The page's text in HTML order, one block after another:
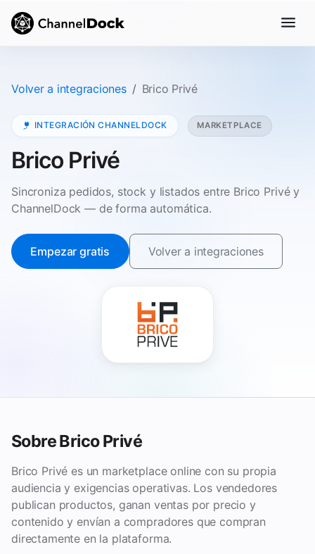
Volver a integraciones Brico Privé
INTEGRACIÓN CHANNELDOCK MARKETPLACE
Brico Privé
Sincroniza pedidos, stock y listados entre Brico Privé y
ChannelDock — de forma automática.
Empezar gratis Volver a integraciones
Sobre Brico Privé
Brico Privé es un marketplace online con su propia
audiencia y exigencias operativas. Los vendedores
publican productos, ganan ventas por precio y
contenido y envían a compradores que compran
directamente en la plataforma.